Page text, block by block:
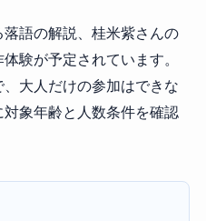
語の解説、桂米紫さんの
験が予定されています。
大人だけの参加はできな
象年齢と人数条件を確認